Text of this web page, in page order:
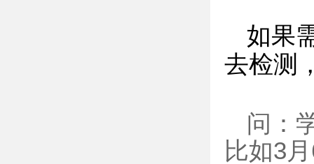
如果
去检测
问：
比如3